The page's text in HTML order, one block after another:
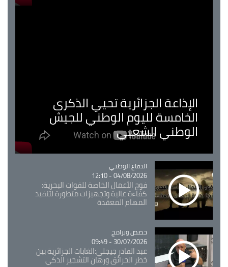
الإذاعة الجزائرية تحيي الذكرى
الخامسة لليوم الوطني للجيش
الوطني الشعبي
Catégorie
الدفاع الوطني
04/08/2026 - 12:10
فوج الأعمال الخاصة للقوات البحرية:
كفاءة عالية وتجهيزات متطورة لتنفيذ
المهام المعقدة
Catégorie
حصص وبرامج
30/07/2026 - 09:49
عبد القادر جيجلي:الغابات الجزائرية بين
خطر الحرائق ورهان التشجير الذكي